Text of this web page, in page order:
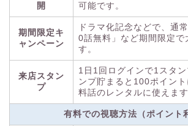
開
可能です。
期間限定キ
ャンペーン
ドラマ化記念などで、通
0話無料」など期間限定で
す。
来店スタン
プ
1日1回ログインで1スタ
ンプ貯まると100ポイン
料話のレンタルに使えます
有料での視聴方法（ポイント